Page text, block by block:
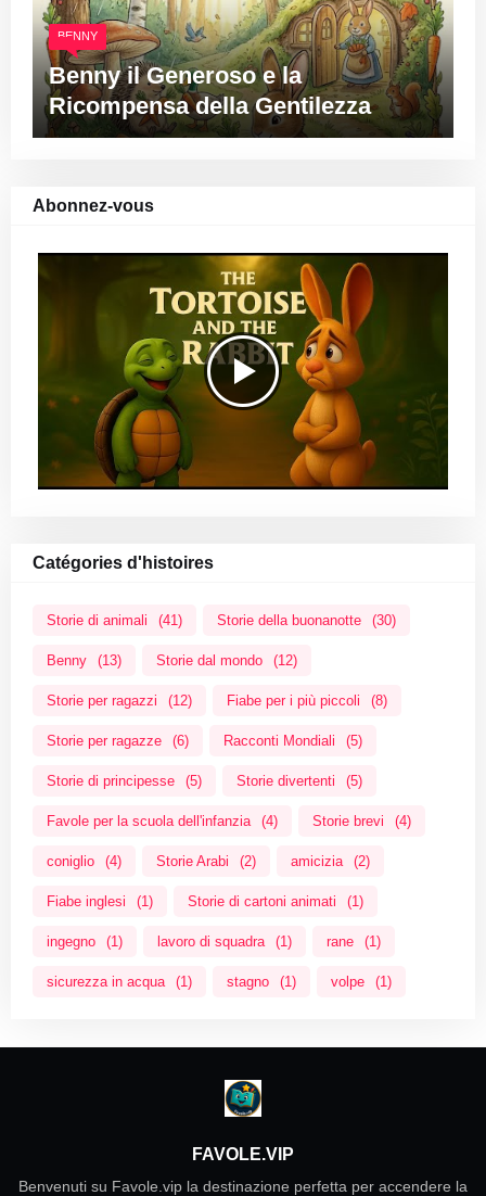
BENNY
Benny il Generoso e la
Ricompensa della Gentilezza
Abonnez-vous
Catégories d'histoires
Storie di animali (41) Storie della buonanotte (30)
Benny (13) Storie dal mondo (12)
Storie per ragazzi (12) Fiabe per i più piccoli (8)
Storie per ragazze (6) Racconti Mondiali (5)
Storie di principesse (5) Storie divertenti (5)
Favole per la scuola dell'infanzia (4) Storie brevi (4)
coniglio (4) Storie Arabi (2) amicizia (2)
Fiabe inglesi (1) Storie di cartoni animati (1)
ingegno (1) lavoro di squadra (1) rane (1)
sicurezza in acqua (1) stagno (1) volpe (1)
FAVOLE.VIP
Benvenuti su Favole.vip la destinazione perfetta per accendere la